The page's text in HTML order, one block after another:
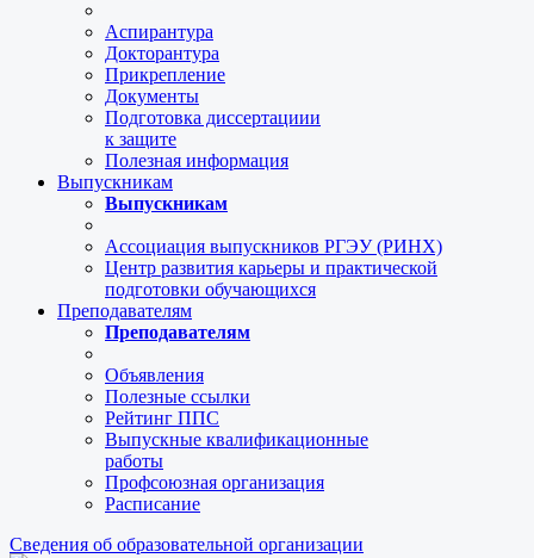
Аспирантура
Докторантура
Прикрепление
Документы
Подготовка диссертациии
к защите
Полезная информация
Выпускникам
Выпускникам
Ассоциация выпускников РГЭУ (РИНХ)
Центр развития карьеры и практической
подготовки обучающихся
Преподавателям
Преподавателям
Объявления
Полезные ссылки
Рейтинг ППС
Выпускные квалификационные
работы
Профсоюзная организация
Расписание
Сведения об образовательной организации